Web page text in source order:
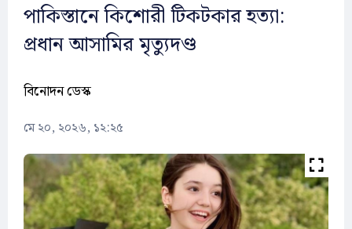
পাকিস্তানে কিশোরী টিকটকার হত্যা:
প্রধান আসামির মৃত্যুদণ্ড
বিনোদন ডেস্ক
মে ২০, ২০২৬, ১২:২৫